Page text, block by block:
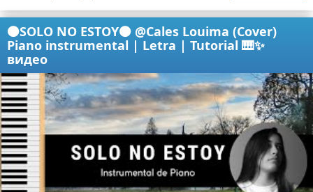
🟠SOLO NO ESTOY🟠 @Cales Louima (Cover)
Piano instrumental | Letra | Tutorial 🎹✨
видео